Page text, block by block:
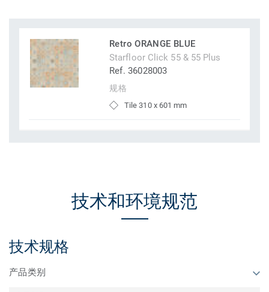
Retro ORANGE BLUE
Starfloor Click 55 & 55 Plus
Ref. 36028003
规格
Tile 310 x 601 mm
技术和环境规范
技术规格
产品类别